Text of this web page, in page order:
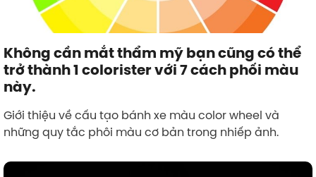
Không cần mắt thẩm mỹ bạn cũng có thể
trở thành 1 colorister với 7 cách phối màu
này.
Giới thiệu về cấu tạo bánh xe màu color wheel và
những quy tắc phôi màu cơ bản trong nhiếp ảnh.